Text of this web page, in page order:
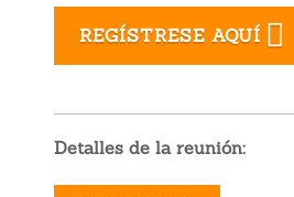
REGÍSTRESE AQUÍ
Detalles de la reunión: